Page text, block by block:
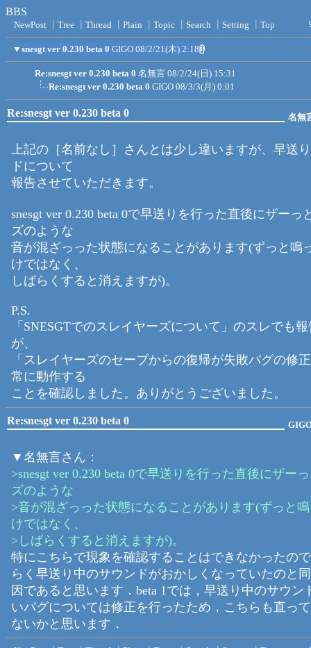
BBS
NewPost Tree Thread Plain Topic Search Setting Top
▼ snesgt ver 0.230 beta 0 GIGO 08/2/21(木) 2:18
Re:snesgt ver 0.230 beta 0 名無言 08/2/24(日) 15:31
Re:snesgt ver 0.230 beta 0 GIGO 08/3/3(月) 0:01
Re:snesgt ver 0.230 beta 0 名無
上記の［名前なし］さんとは少し違いますが、早送
ドについて
報告させていただきます。
snesgt ver 0.230 beta 0で早送りを行った直後にザーっ
ズのような
音が混ざっった状態になることがあります(ずっと鳴
けではなく、
しばらくすると消えますが)。
P.S.
「SNESGTでのスレイヤーズについて」のスレでも
が、
「スレイヤーズのセーブからの復帰が失敗バグの修
常に動作する
ことを確認しました。ありがとうございました。
Re:snesgt ver 0.230 beta 0
▼名無言さん：
>snesgt ver 0.230 beta 0で早送りを行った直後にザー
ズのような
>音が混ざっった状態になることがあります(ずっと
けではなく、
>しばらくすると消えますが)。
特にこちらで現象を確認することはできなかったの
らく早送り中のサウンドがおかしくなっていたのと
因であると思います．beta 1では，早送り中のサウン
いバグについては修正を行ったため，こちらも直っ
ないかと思います．